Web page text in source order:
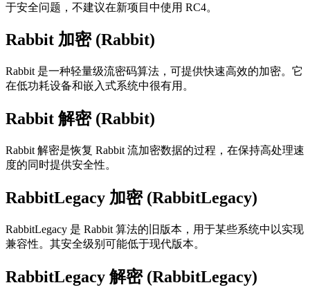
于安全问题，不建议在新项目中使用 RC4。
Rabbit 加密 (Rabbit)
Rabbit 是一种轻量级流密码算法，可提供快速高效的加密。它
在低功耗设备和嵌入式系统中很有用。
Rabbit 解密 (Rabbit)
Rabbit 解密是恢复 Rabbit 流加密数据的过程，在保持高处理速
度的同时提供安全性。
RabbitLegacy 加密 (RabbitLegacy)
RabbitLegacy 是 Rabbit 算法的旧版本，用于某些系统中以实现
兼容性。其安全级别可能低于现代版本。
RabbitLegacy 解密 (RabbitLegacy)